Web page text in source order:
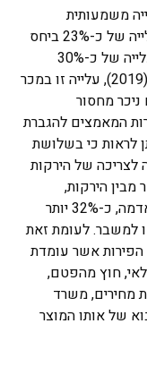
משמעותית
בצריכה. כך לדוגמה בענף הביצים חלה עלייה של כ-23% ביחס
לשלושת השבועות שקדמו למשבר, וכן עלייה של כ-30%
בהשוואה לצריכה בשבועות אלו אשתקד (2019), עלייה זו במכר
מחסור
המאמצים להגברת
לראות כי בשלושת
של כ-20% בהשוואה לצריכה של הירקות
הירקות,
הצריכה המוגברת ביותר הייתה של תפוחי אדמה, כ-32% יותר
לעומת זאת
הפירות אשר עומדת
חקלאי, חוץ מהפטם,
מחירים, משרד
של אותו המוצר